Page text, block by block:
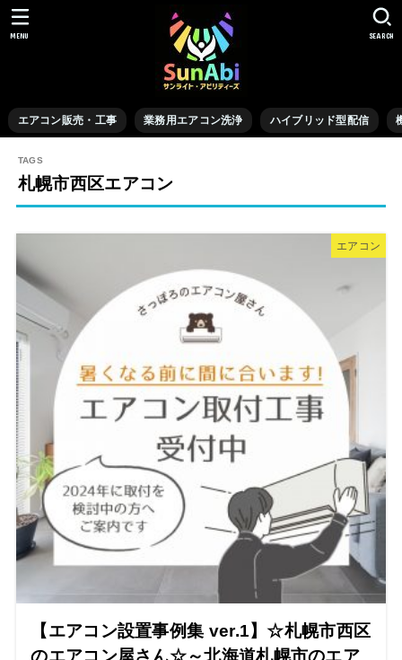
エアコン販売・工事 業務用エアコン洗浄 ハイブリッド型配信
SEARCH
MENU
札幌市西区エアコン
エアコン
【エアコン設置事例集 ver.1】☆札幌市西区
のエアコン屋さん☆～北海道札幌市のエア